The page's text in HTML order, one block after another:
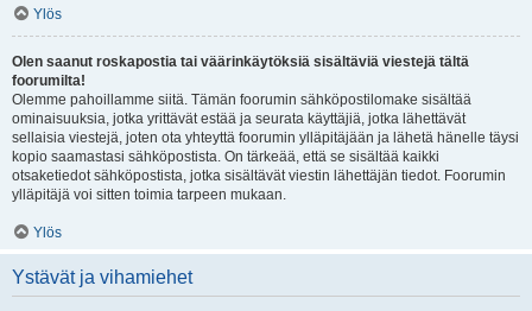
Ylös
Olen saanut roskapostia tai väärinkäytöksiä sisältäviä viestejä tältä
foorumilta!
Olemme pahoillamme siitä. Tämän foorumin sähköpostilomake sisältää
ominaisuuksia, jotka yrittävät estää ja seurata käyttäjiä, jotka lähettävät
sellaisia viestejä, joten ota yhteyttä foorumin ylläpitäjään ja lähetä hänelle täysi
kopio saamastasi sähköpostista. On tärkeää, että se sisältää kaikki
otsaketiedot sähköpostista, jotka sisältävät viestin lähettäjän tiedot. Foorumin
ylläpitäjä voi sitten toimia tarpeen mukaan.
Ylös
Ystävät ja vihamiehet